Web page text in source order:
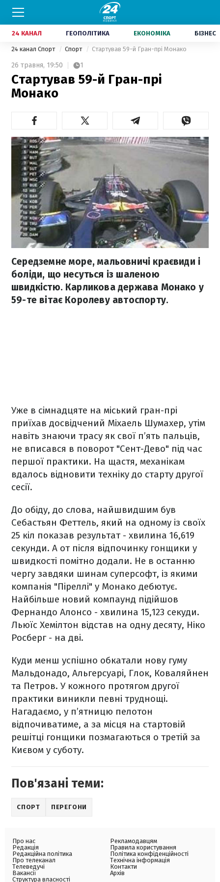
24 КАНАЛ ГЕОПОЛІТИКА ЕКОНОМІКА БІЗНЕС
24 канал Спорт Спорт Стартував 59-й Гран-прі Монако
26 травня, 19:50 1
Стартував 59-й Гран-прі
Монако
Середземне море, мальовничі краєвиди і
боліди, що несуться із шаленою
швидкістю. Карликова держава Монако у
59-те вітає Королеву автоспорту.
Уже в сімнадцяте на міський гран-прі
приїхав досвідчений Міхаель Шумахер, утім
навіть знаючи трасу як свої п’ять пальців,
не вписався в поворот "Сент-Дево" під час
першої практики. На щастя, механікам
вдалось відновити техніку до старту другої
сесії.
До обіду, до слова, найшвидшим був
Себастьян Феттель, який на одному із своїх
25 кіл показав результат - хвилина 16,619
секунди. А от після відпочинку гонщики у
швидкості помітно додали. Не в останню
чергу завдяки шинам суперсофт, із якими
компанія "Піреллі" у Монако дебютує.
Найбільше новий компаунд підійшов
Фернандо Алонсо - хвилина 15,123 секуди.
Льюїс Хемілтон відстав на одну десяту, Ніко
Росберг - на дві.
Куди менш успішно обкатали нову гуму
Мальдонадо, Альгерсуарі, Глок, Коваляйнен
та Петров. У кожного протягом другої
практики виникли певні труднощі.
Нагадаємо, у п’ятницю пелотон
відпочиватиме, а за місця на стартовій
решітці гонщики позмагаються о третій за
Києвом у суботу.
Пов'язані теми:
СПОРТ ПЕРЕГОНИ
Про нас
Редакція
Редакційна політика
Про телеканал
Телеведучі
Вакансії
Структура власності
Рекламодавцям
Правила користування
Політика конфіденційності
Технічна інформація
Контакти
Архів